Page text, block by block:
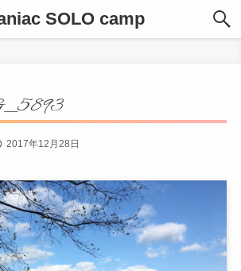
SOLO camp
2017年12月28日